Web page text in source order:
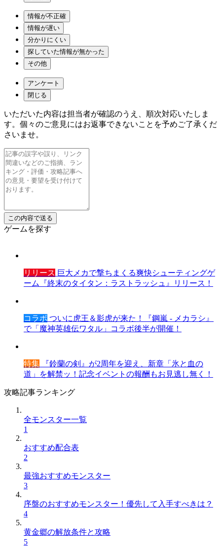
情報が不正確
情報が遅い
分かりにくい
探していた情報が無かった
その他
アンケート
閉じる
いただいた内容は担当者が確認のうえ、順次対応いたしま
す。個々のご意見にはお返事できないことを予めご了承くだ
さいませ。
ゲームを探す
リリース 巨大メカで撃ちまくる爽快シューティングゲ
ーム『終末のタイタン：ラストラッシュ』リリース！
コラボ ついに虎王＆影虎が来た！『鋼嵐 - メカラシ』
で「魔神英雄伝ワタル」コラボ後半が開催！
特集 『鈴蘭の剣』が2周年を迎え、新章「氷と血の
道」を解禁ッ！記念イベントの報酬もお見逃し無く！
攻略記事ランキング
全モンスター一覧
1
おすすめ配合表
2
最強おすすめモンスター
3
序盤のおすすめモンスター！優先して入手すべきは？
4
黄金郷の解放条件と攻略
5